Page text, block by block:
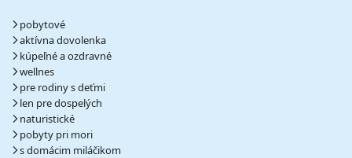
pobytové
aktívna dovolenka
kúpeľné a ozdravné
wellnes
pre rodiny s deťmi
len pre dospelých
naturistické
pobyty pri mori
s domácim miláčikom